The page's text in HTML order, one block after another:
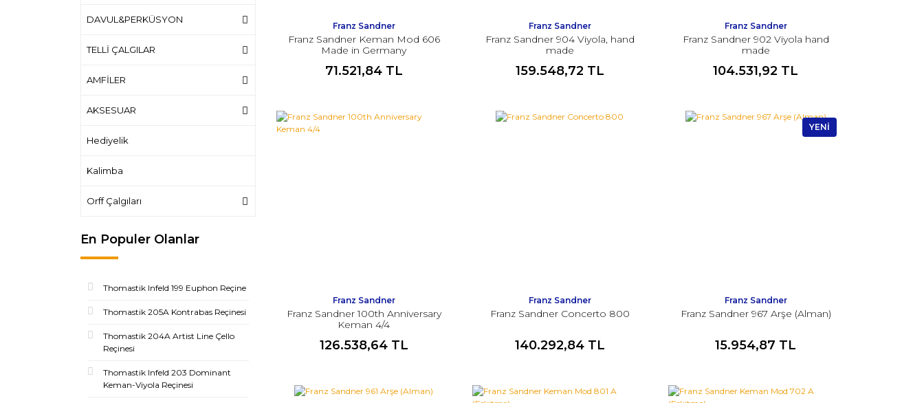
DAVUL&PERKÜSYON
TELLİ ÇALGILAR
AMFİLER
AKSESUAR
Hediyelik
Kalimba
Orff Çalgıları
En Populer Olanlar
Thomastik Infeld 199 Euphon Reçine
Thomastik 205A Kontrabas Reçinesi
Thomastik 204A Artist Line Çello
Reçinesi
Thomastik Infeld 203 Dominant
Keman-Viyola Reçinesi
Franz Sandner
Franz Sandner Keman Mod 606
Made in Germany
71.521,84 TL
Franz Sandner
Franz Sandner 904 Viyola, hand
made
159.548,72 TL
Franz Sandner
Franz Sandner 902 Viyola hand
made
104.531,92 TL
Franz Sandner
Franz Sandner 100th Anniversary
Keman 4/4
126.538,64 TL
Franz Sandner
Franz Sandner Concerto 800
140.292,84 TL
YENİ
Franz Sandner
Franz Sandner 967 Arşe (Alman)
15.954,87 TL